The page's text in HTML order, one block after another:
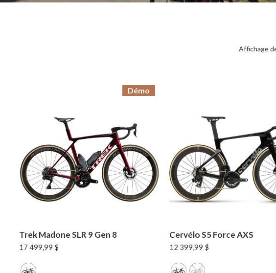
Affichage
Trek Madone SLR 9 Gen 8
17 499,99 $
Démo
Cervélo S5 Force AXS
12 399,99 $